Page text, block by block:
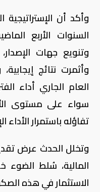
وأكد أن
السنوات الأربع
وتنويع جهات
وأثمرت نتائج
العام الجاري أداء
سواء على مستوى
تفاؤله باستمرار الأداء
وتخلل الحدث عرض
المالية، سُلط الضوء
الاستثمار في هذه